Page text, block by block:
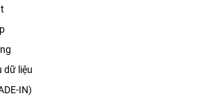
dữ liệu
IN)